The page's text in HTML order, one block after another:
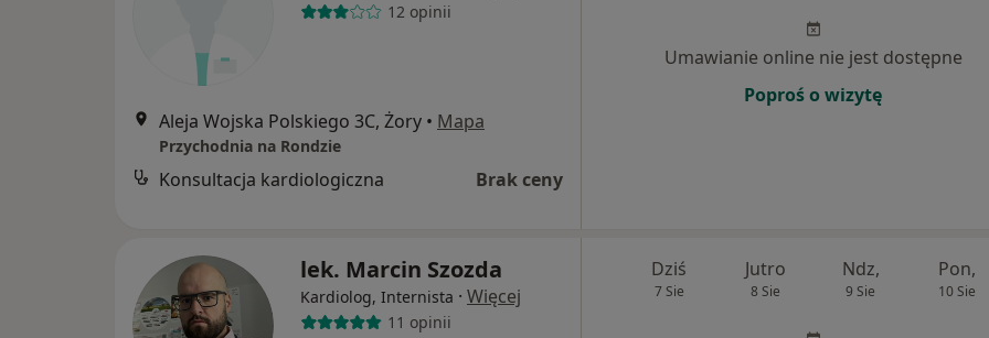
12 opinii
Aleja Wojska Polskiego 3C, Żory • Mapa
Przychodnia na Rondzie
Konsultacja kardiologiczna Brak ceny
Umawianie online nie jest dostępne
Poproś o wizytę
lek. Marcin Szozda
Kardiolog, Internista · Więcej
11 opinii
Dziś
7 Sie
Jutro
8 Sie
Ndz,
9 Sie
Pon,
10 Sie